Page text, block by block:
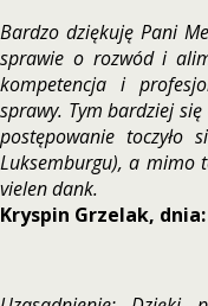
Bardzo dziękuję Pani
sprawie o rozwód i
kompetencja i
sprawy. Tym bardziej
postępowanie toczyło
Luksemburgu), a mimo
vielen dank.
Kryspin Grzelak, dnia: